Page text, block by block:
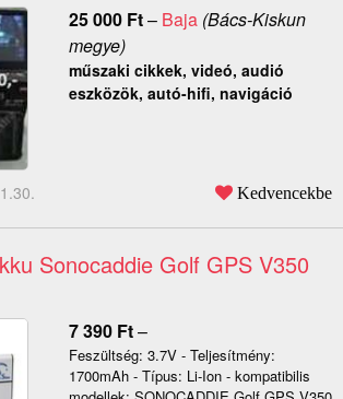
25 000 Ft– Baja(Bács-Kiskun
megye)
műszaki cikkek, videó, audió
eszközök, autó-hifi, navigáció
Kedvencekbe
Sonocaddie Golf GPS V350
7 390 Ft–
Feszültség: 3.7V - Teljesítmény:
1700mAh - Típus: Li-Ion - kompatibilis